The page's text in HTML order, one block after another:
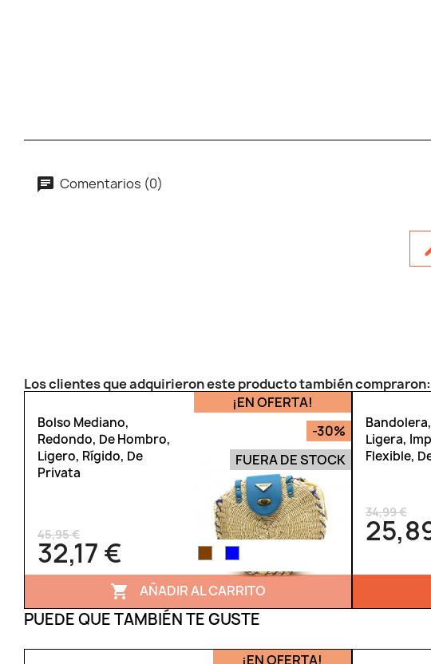
Comentarios (0)
Los clientes que adquirieron este producto también compraron:
Bolso Mediano,
Redondo, De Hombro,
Ligero, Rígido, De
Privata
45,95 €
32,17 €
¡EN OFERTA!
-30%
FUERA DE STOCK
 AÑADIR AL CARRITO
Ligera,
Flexible,
34,99 €
PUEDE QUE TAMBIÉN TE GUSTE
¡EN OFERTA!